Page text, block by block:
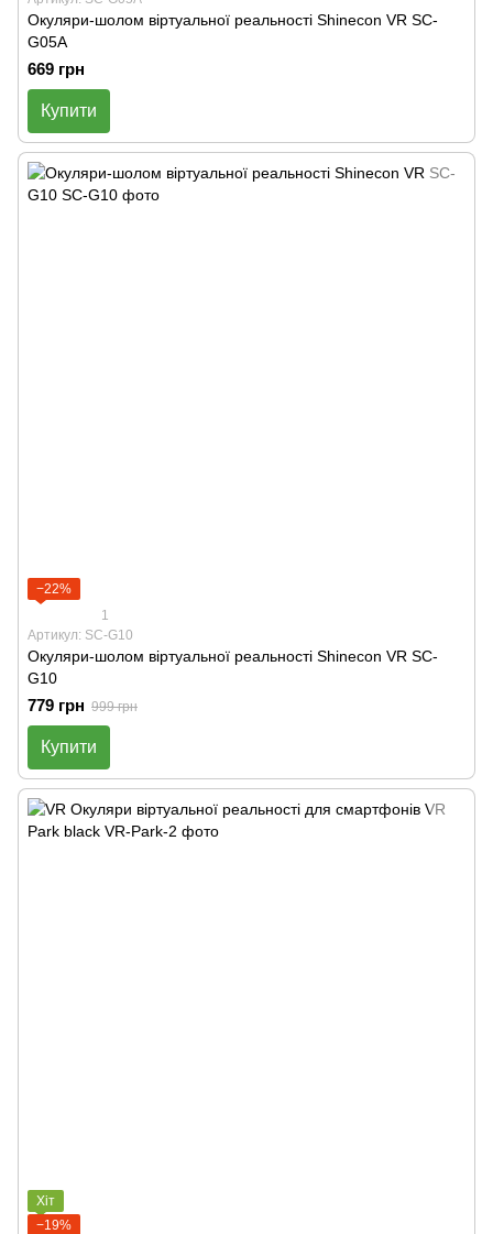
Окуляри-шолом віртуальної реальності Shinecon VR SC-
G05A
669 грн
Купити
−22%
1
Артикул: SC-G10
Окуляри-шолом віртуальної реальності Shinecon VR SC-
G10
779 грн 999 грн
Купити
Хіт
−19%